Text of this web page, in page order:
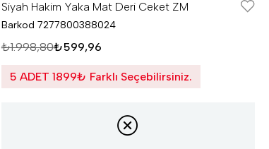
Siyah Hakim Yaka Mat Deri Ceket ZM
Barkod 7277800388024
₺1.998,80₺599,96
5 ADET 1899₺ Farklı Seçebilirsiniz.